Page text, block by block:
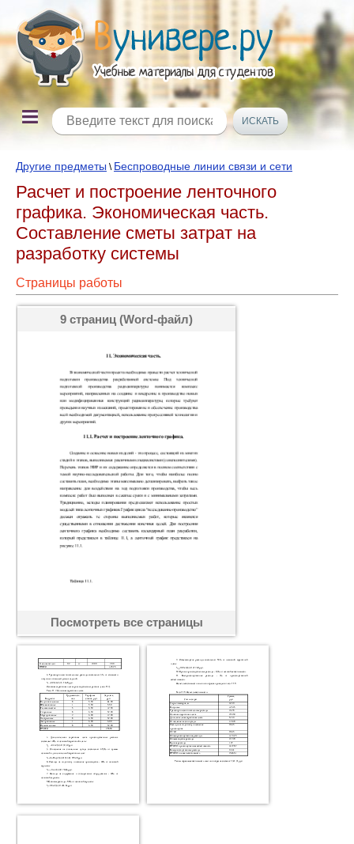
Другие предметы \ Беспроводные линии связи и сети
Расчет и построение ленточного
графика. Экономическая часть.
Составление сметы затрат на
разработку системы
Страницы работы
9 страниц (Word-файл)
Посмотреть все страницы